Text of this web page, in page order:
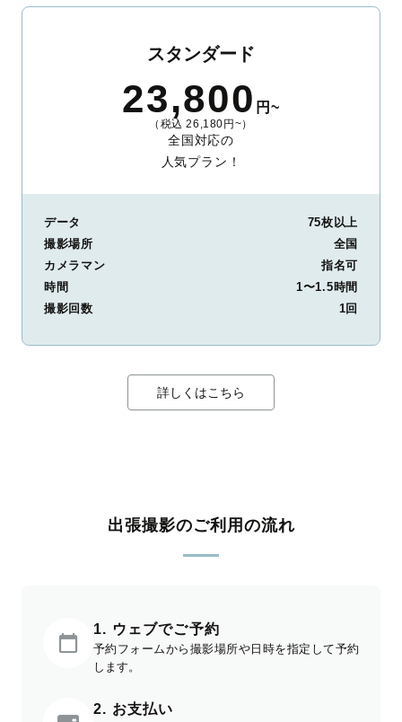
験をお届けします。
整。自然な雰囲気を残しつつも、おしゃれで洗練された仕上がり
に。きっと「こんな写真を撮ってほしかった！」と思える一枚に
出会えます。まずは、ラブグラフの撮影事例
スタンダード
23,800 円~
（税込 26,180円~）
全国対応の
人気プラン！
データ
75枚以上
撮影場所
全国
カメラマン
指名可
時間
1〜1.5時間
撮影回数
1回
詳しくはこちら
出張撮影のご利用の流れ
1. ウェブでご予約
予約フォームから撮影場所や日時を指定して予約
します。
2. お支払い